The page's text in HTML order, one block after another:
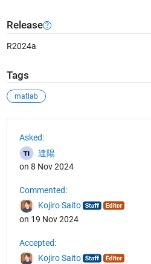
Release
R2024a
Tags
matlab
Asked:
達陽
on 8 Nov 2024
Commented:
Kojiro Saito
on 19 Nov 2024
Accepted:
Kojiro Saito